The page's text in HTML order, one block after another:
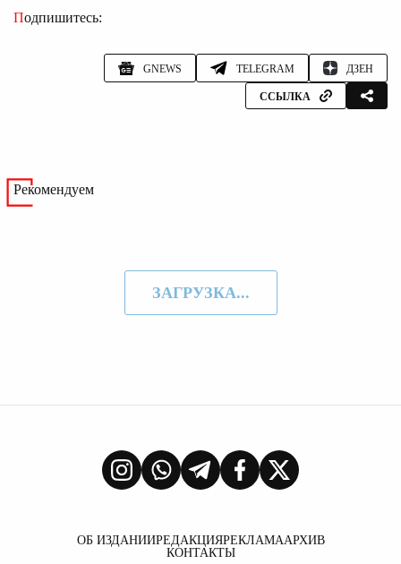
Подпишитесь:
GNEWS TELEGRAM ДЗЕН
ССЫЛКА
Рекомендуем
ЗАГРУЗКА...
ОБ ИЗДАНИИРЕДАКЦИЯРЕКЛАМААРХИВ
КОНТАКТЫ